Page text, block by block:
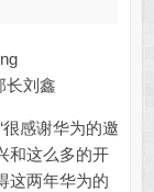
长刘鑫
感谢华为的邀
和这么多的开
这两年华为的